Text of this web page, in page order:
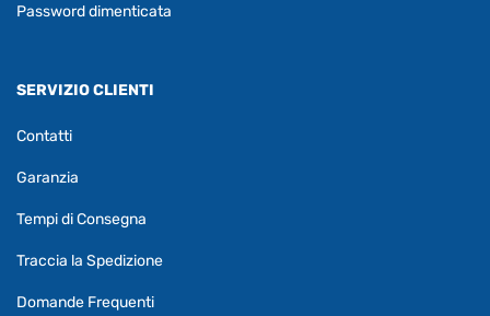
Password dimenticata
SERVIZIO CLIENTI
Contatti
Garanzia
Tempi di Consegna
Traccia la Spedizione
Domande Frequenti